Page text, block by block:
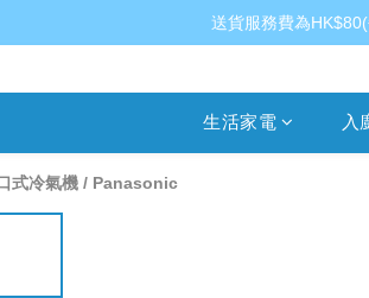
送貨服務費為
生活家電 入
式冷氣機 / Panasonic